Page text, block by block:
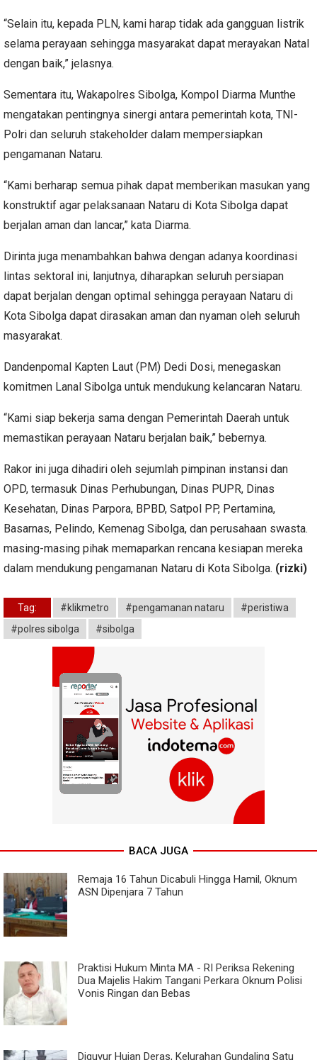
“Selain itu, kepada PLN, kami harap tidak ada gangguan listrik
selama perayaan sehingga masyarakat dapat merayakan Natal
dengan baik,” jelasnya.
Sementara itu, Wakapolres Sibolga, Kompol Diarma Munthe
mengatakan pentingnya sinergi antara pemerintah kota, TNI-
Polri dan seluruh stakeholder dalam mempersiapkan
pengamanan Nataru.
“Kami berharap semua pihak dapat memberikan masukan yang
konstruktif agar pelaksanaan Nataru di Kota Sibolga dapat
berjalan aman dan lancar,” kata Diarma.
Dirinta juga menambahkan bahwa dengan adanya koordinasi
lintas sektoral ini, lanjutnya, diharapkan seluruh persiapan
dapat berjalan dengan optimal sehingga perayaan Nataru di
Kota Sibolga dapat dirasakan aman dan nyaman oleh seluruh
masyarakat.
Dandenpomal Kapten Laut (PM) Dedi Dosi, menegaskan
komitmen Lanal Sibolga untuk mendukung kelancaran Nataru.
“Kami siap bekerja sama dengan Pemerintah Daerah untuk
memastikan perayaan Nataru berjalan baik,” bebernya.
Rakor ini juga dihadiri oleh sejumlah pimpinan instansi dan
OPD, termasuk Dinas Perhubungan, Dinas PUPR, Dinas
Kesehatan, Dinas Parpora, BPBD, Satpol PP, Pertamina,
Basarnas, Pelindo, Kemenag Sibolga, dan perusahaan swasta.
masing-masing pihak memaparkan rencana kesiapan mereka
dalam mendukung pengamanan Nataru di Kota Sibolga. (rizki)
Tag: #klikmetro #pengamanan nataru
#peristiwa
#polres sibolga
#sibolga
BACA JUGA
Remaja 16 Tahun Dicabuli Hingga Hamil, Oknum
ASN Dipenjara 7 Tahun
Praktisi Hukum Minta MA - RI Periksa Rekening
Dua Majelis Hakim Tangani Perkara Oknum Polisi
Vonis Ringan dan Bebas
Diguyur Hujan Deras, Kelurahan Gundaling Satu